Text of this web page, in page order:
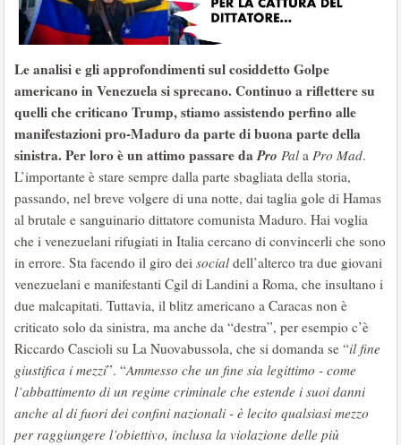
Le analisi e gli approfondimenti sul cosiddetto Golpe
americano in Venezuela si sprecano. Continuo a riflettere su
quelli che criticano Trump, stiamo assistendo perfino alle
manifestazioni pro-Maduro da parte di buona parte della
sinistra. Per loro è un attimo passare daPro Pala Pro Mad.
L’importante è stare sempre dalla parte sbagliata della storia,
passando, nel breve volgere di una notte, dai taglia gole di Hamas
al brutale e sanguinario dittatore comunista Maduro. Hai voglia
che i venezuelani rifugiati in Italia cercano di convincerli che sono
in errore. Sta facendo il giro dei socialdell’alterco tra due giovani
venezuelani e manifestanti Cgil di Landini a Roma, che insultano i
due malcapitati. Tuttavia, il blitz americano a Caracas non è
criticato solo da sinistra, ma anche da “destra”, per esempio c’è
Riccardo Cascioli su La Nuovabussola, che si domanda se “il fine
giustifica i mezzi”. “Ammesso che un fine sia legittimo - come
l’abbattimento di un regime criminale che estende i suoi danni
anche al di fuori dei confini nazionali - è lecito qualsiasi mezzo
per raggiungere l’obiettivo, inclusa la violazione delle più